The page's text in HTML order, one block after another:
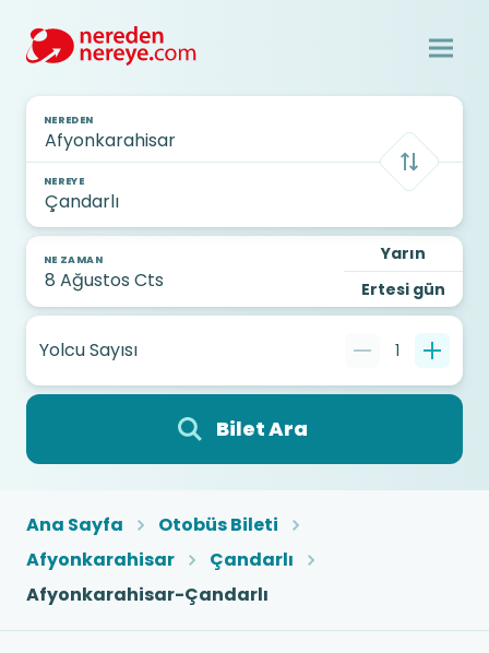
NEREDEN
NEREYE
NE ZAMAN
Yarın
Ertesi gün
Yolcu Sayısı 1
Bilet Ara
Ana Sayfa
Otobüs Bileti
Afyonkarahisar
Çandarlı
Afyonkarahisar-Çandarlı